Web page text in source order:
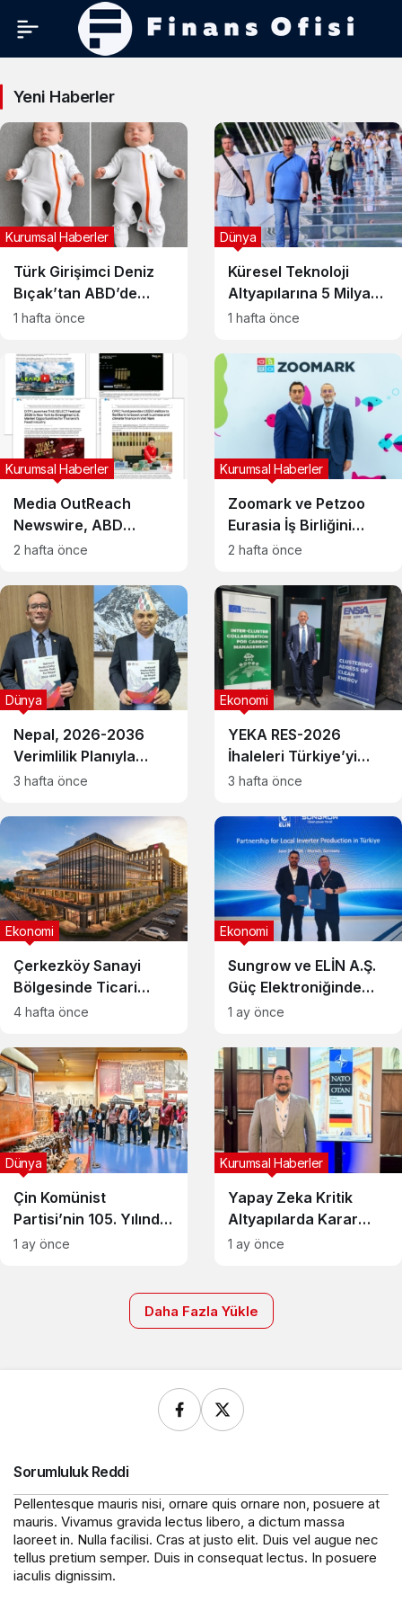
Haberler
Haberleri
Yeni Haberler
Türk Girişimci Deniz
Bıçak’tan ABD’de
Bebek Güvenli
Dokunuş
Kurumsal Haberler
1 hafta önce
Küresel Teknoloji
Altyapılarına 5 Milyar
Dolarlık Yeni Yatırım
Dünya
1 hafta önce
Media OutReach
Newswire, ABD
Dağıtım Ağını ve
Görünürlüğünü
Güçlendiriyor
Kurumsal Haberler
2 hafta önce
Zoomark ve Petzoo
Eurasia İş Birliğini
Büyütüyor, Türkiye’de
Dönemi Başlıyor
Kurumsal Haberler
2 hafta önce
Nepal, 2026-2036
Verimlilik Planıyla
Dönüşüm Hedefliyor
Dünya
3 hafta önce
YEKA RES-2026
İhaleleri Türkiye’yi
Temiz Enerji Üretim
Potansiyeli Taşıyor
Ekonomi
3 hafta önce
Çerkezköy Sanayi
Bölgesinde Ticari
Gayrimenkul Arzı:
Projesinde Ofis Bloğu
Satış Süreci Başladı
Ekonomi
4 hafta önce
Sungrow ve ELİN A.Ş.
Güç Elektroniğinde
Stratejik Ortaklık
Ekonomi
1 ay önce
Çin Komünist
Partisi’nin 105. Yılında
Küresel Vizyonu: Batı
Dünya
1 ay önce
Yapay Zeka Kritik
Altyapılarda Karar
Alma Süreçlerini Nasıl
Kurumsal Haberler
1 ay önce
Daha Fazla Yükle
Sorumluluk Reddi
Pellentesque mauris nisi, ornare quis ornare non, posuere at
mauris. Vivamus gravida lectus libero, a dictum massa
laoreet in. Nulla facilisi. Cras at justo elit. Duis vel augue nec
tellus pretium semper. Duis in consequat lectus. In posuere
iaculis dignissim.